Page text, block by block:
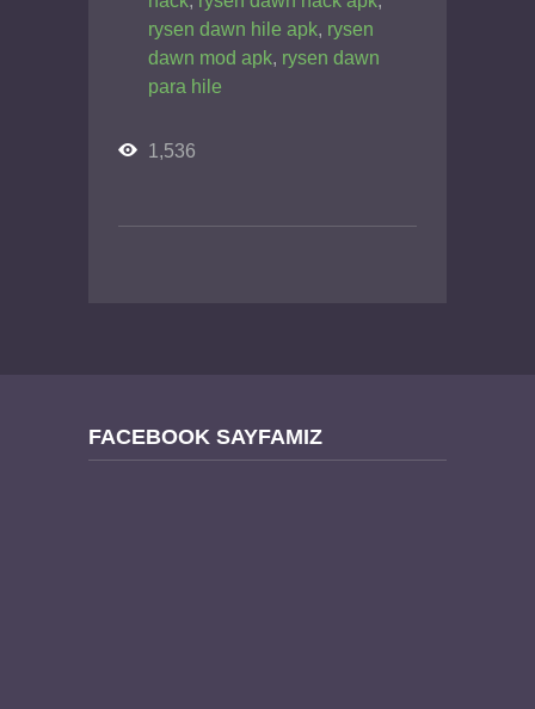
rysen dawn hile apk, rysen
dawn mod apk, rysen dawn
para hile
1,536
FACEBOOK SAYFAMIZ